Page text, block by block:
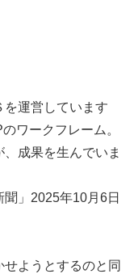
運営しています
ワークフレーム。
成果を生んでいま
聞」2025年10月6日
ようとするのと同